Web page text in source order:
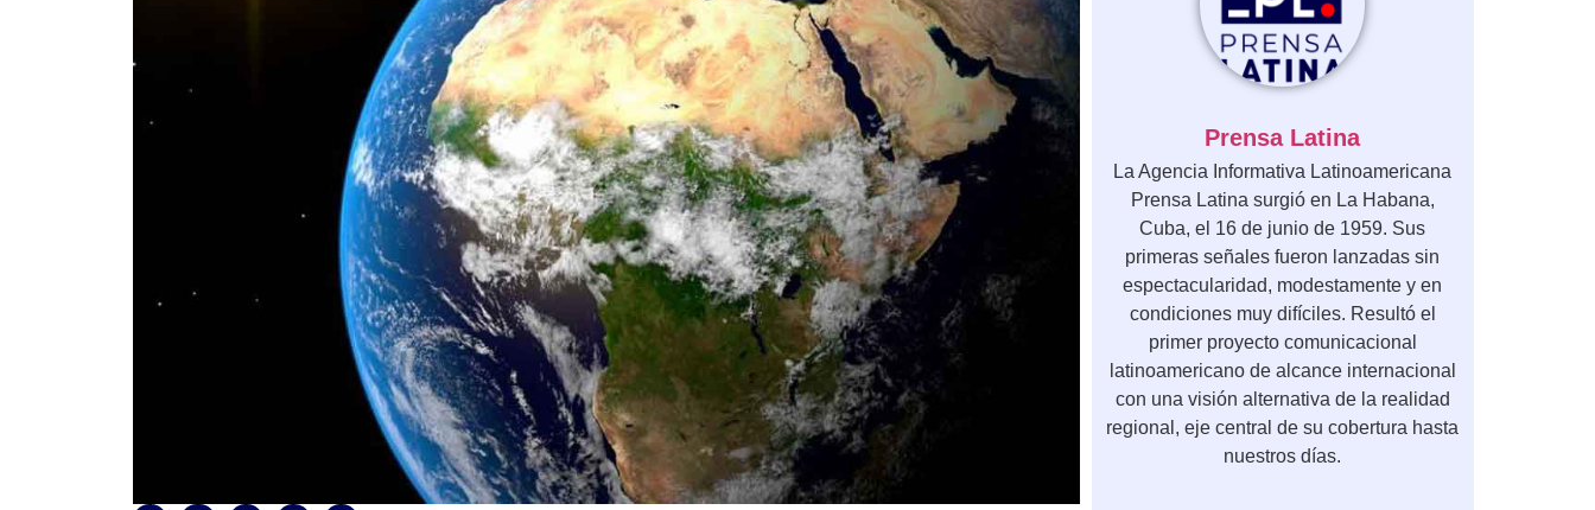
Prensa Latina
La Agencia Informativa Latinoamericana
Prensa Latina surgió en La Habana,
Cuba, el 16 de junio de 1959. Sus
primeras señales fueron lanzadas sin
espectacularidad, modestamente y en
condiciones muy difíciles. Resultó el
primer proyecto comunicacional
latinoamericano de alcance internacional
con una visión alternativa de la realidad
regional, eje central de su cobertura hasta
nuestros días.